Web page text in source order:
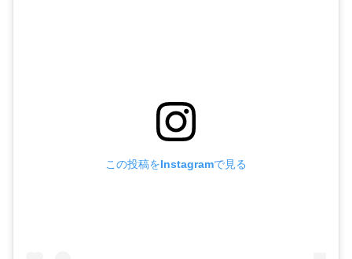
この投稿をInstagramで見る